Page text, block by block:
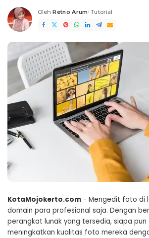
Posted
by
Oleh Retno Arum Tutorial
KotaMojokerto.com - Mengedit foto di
domain para profesional saja. Dengan
perangkat lunak yang tersedia, siapa
meningkatkan kualitas foto mereka